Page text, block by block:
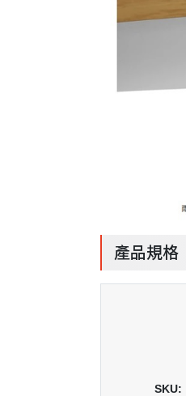
產品規格
SKU: